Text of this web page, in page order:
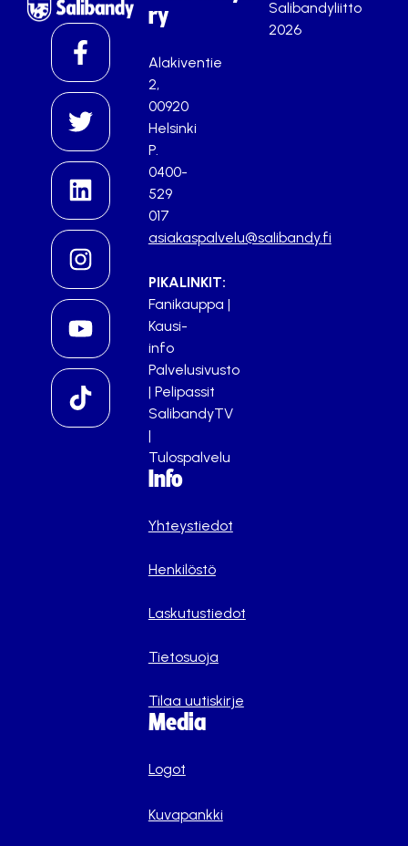
ry
Alakiventie
2,
00920
Helsinki
P.
0400-
529
017
asiakaspalvelu@salibandy.fi
PIKALINKIT:
Fanikauppa |
Kausi-
info
Palvelusivusto
| Pelipassit
SalibandyTV
|
Tulospalvelu
Info
Yhteystiedot
Henkilöstö
Laskutustiedot
Tietosuoja
Tilaa uutiskirje
Media
Logot
Kuvapankki
Salibandyliitto
2026